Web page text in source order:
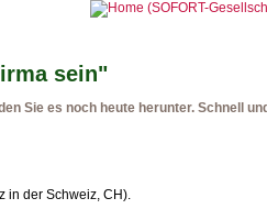
sein"
Sie es noch heute herunter. Schnell
in der Schweiz, CH).